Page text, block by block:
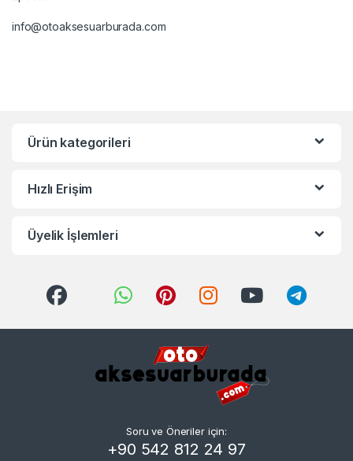
info@otoaksesuarburada.com
Ürün kategorileri
Hızlı Erişim
Üyelik İşlemleri
Soru ve Öneriler için:
+90 542 812 24 97